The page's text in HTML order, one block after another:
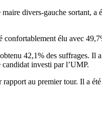
divers-gauche sortant,
élu avec
42,1% des suffrages.
investi par l’UMP.
au premier tour. Il a